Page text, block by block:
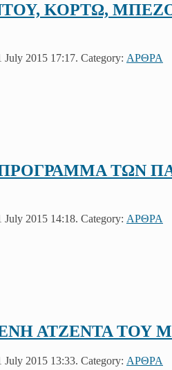
ΚΟΡΤΩ,
July 2015 17:17. Category: ΑΡΘΡΑ
ΤΩΝ
July 2015 14:18. Category: ΑΡΘΡΑ
ΑΤΖΕΝΤΑ ΤΟΥ
July 2015 13:33. Category: ΑΡΘΡΑ